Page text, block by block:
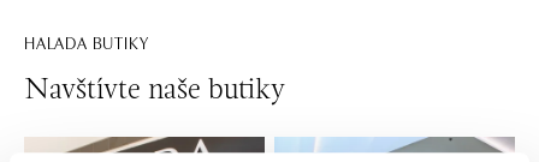
HALADA BUTIKY
Navštívte naše butiky